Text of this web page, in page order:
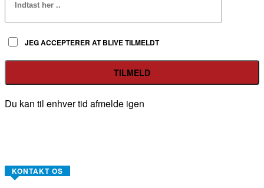
JEG ACCEPTERER AT BLIVE TILMELDT
Du kan til enhver tid afmelde igen
KONTAKT OS